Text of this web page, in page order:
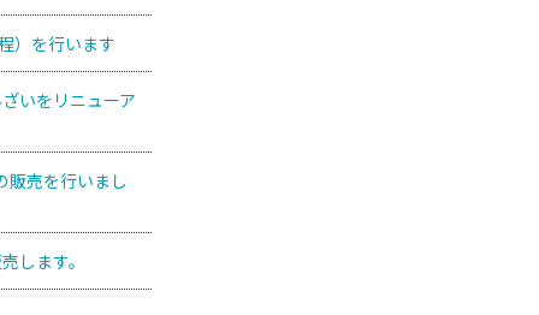
）を行います
いをリニューア
売を行いまし
します。